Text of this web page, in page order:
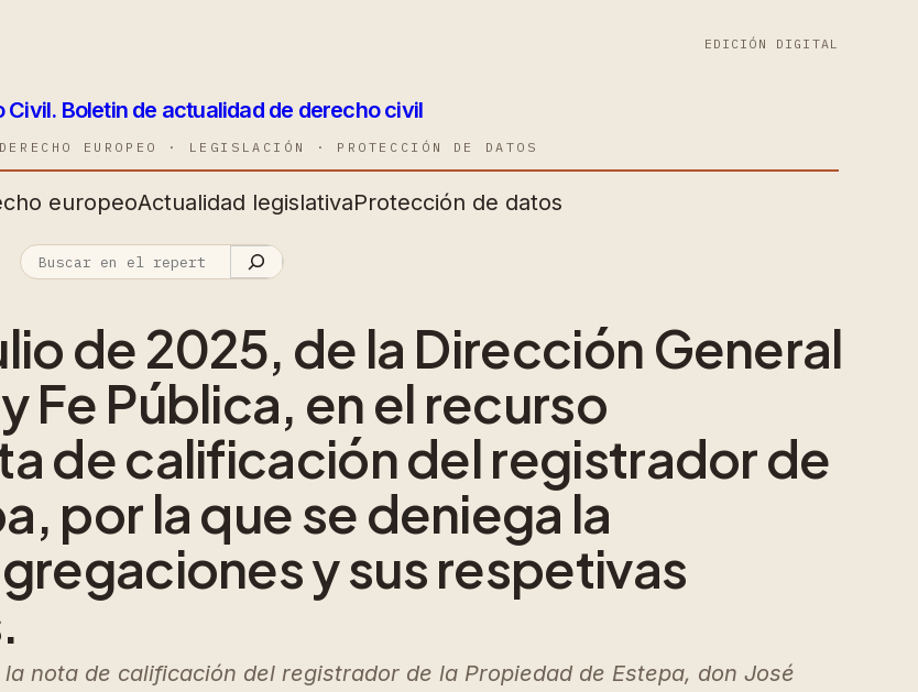
EDICIÓN DIGITAL
Civil. Boletin de actualidad de derecho civil
EUROPEO · LEGISLACIÓN · PROTECCIÓN DE DATOS
europeoActualidad legislativaProtección de datos
de 2025, de la Dirección General
Fe Pública, en el recurso
de calificación del registrador de
por la que se deniega la
y sus respetivas
nota de calificación del registrador de la Propiedad de Estepa, don José